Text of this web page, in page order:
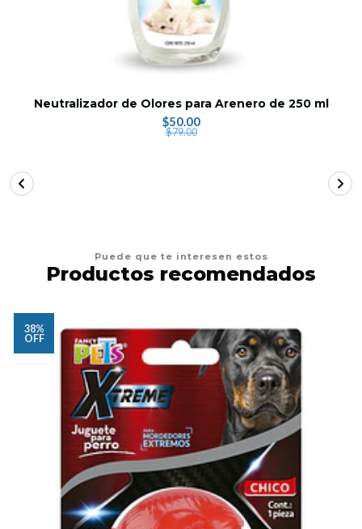
Neutralizador de Olores para Arenero de 250 ml
$50.00
$79.00
Puede que te interesen estos
Productos recomendados
38%
OFF